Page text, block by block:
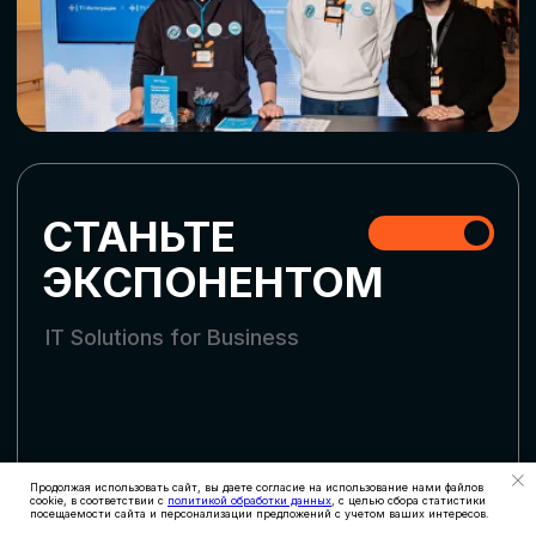
Продолжая использовать сайт, вы даете согласие на использование нами файлов
cookie, в соответствии с политикой обработки данных , с целью сбора статистики
посещаемости сайта и персонализации предложений с учетом ваших интересов.
АККРЕДИТАЦИЯ
СМИ
СТАТЬ УЧАСТНИКОМ